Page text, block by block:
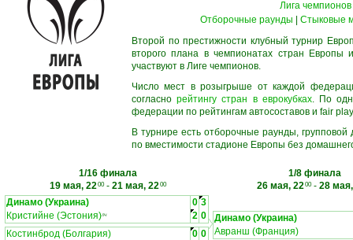
Лига чемпионов
Отборочные раунды
Стыковые
Второй по престижности клубный турнир
второго плана в чемпионатах стран Европы
участвуют в Лиге чемпионов.
Число мест в розыгрыше от каждой
согласнорейтингу стран в еврокубках. По
федерации по рейтингам автосоставов и fair
В турнире есть отборочные раунды,
по вместимости стадионе Европы без
1/16 финала
19 мая, 2200- 21 мая, 2200
1/8 финала
26 мая, 2200- 28
Динамо (Украина)
0 3
Кристийне (Эстония)ЛЧ 2 0
Костинброд (Болгария)
0 0
Динамо (Украина)
Авранш (Франция)